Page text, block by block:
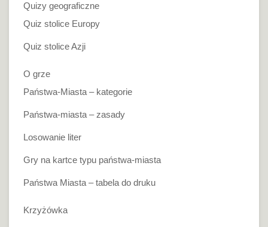
Quizy geograficzne
Quiz stolice Europy
Quiz stolice Azji
O grze
Państwa-Miasta – kategorie
Państwa-miasta – zasady
Losowanie liter
Gry na kartce typu państwa-miasta
Państwa Miasta – tabela do druku
Krzyżówka